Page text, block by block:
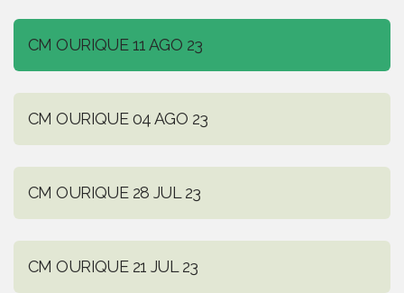
CM OURIQUE 11 AGO 23
CM OURIQUE 04 AGO 23
CM OURIQUE 28 JUL 23
CM OURIQUE 21 JUL 23